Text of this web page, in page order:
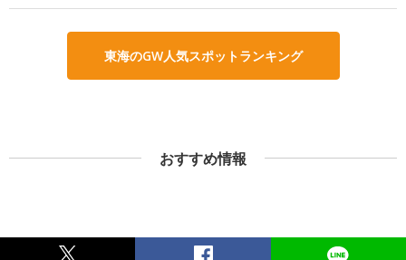
東海のGW人気スポットランキング
おすすめ情報